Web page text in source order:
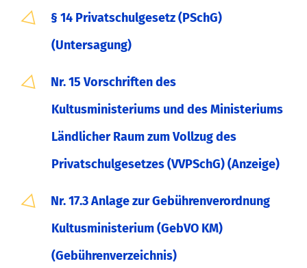
§ 14 Privatschulgesetz (PSchG)
(Untersagung)
Nr. 15 Vorschriften des
Kultusministeriums und des Ministeriums
Ländlicher Raum zum Vollzug des
Privatschulgesetzes (VVPSchG) (Anzeige)
Nr. 17.3 Anlage zur Gebührenverordnung
Kultusministerium (GebVO KM)
(Gebührenverzeichnis)